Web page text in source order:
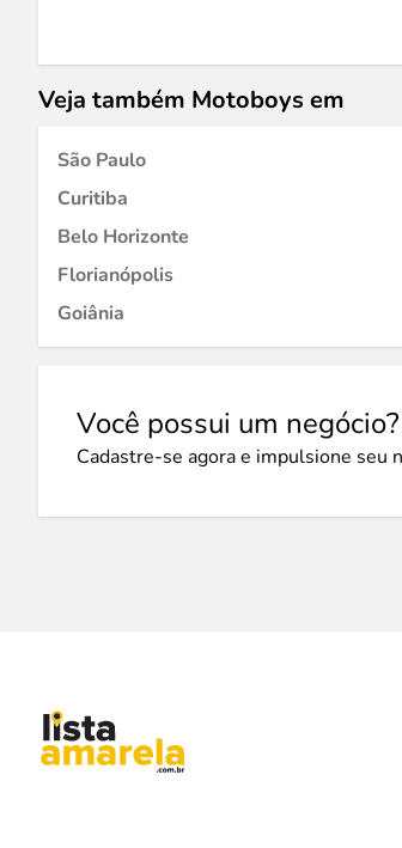
Veja também Motoboys em
São Paulo
Curitiba
Belo Horizonte
Florianópolis
Goiânia
Você possui um negócio?
Cadastre-se agora e impulsione seu